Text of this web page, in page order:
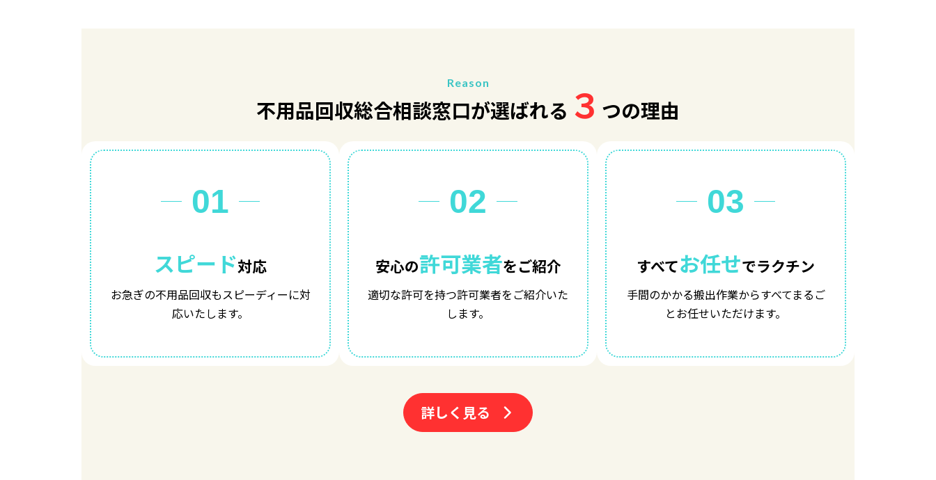
Reason
不用品回収総合相談窓口が選ばれる ３ つの理由
01
スピード対応
お急ぎの不用品回収も スピーディーに対
応いたします。
02
安心の許可業者をご紹介
適切な許可を持つ許可業者をご紹介いた
します。
03
すべてお任せでラクチン
手間のかかる搬出作業からすべてまるご
とお任せいただけます。
詳しく見る